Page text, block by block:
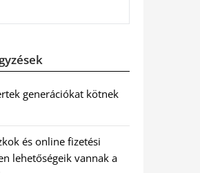
generációkat kötnek
és online fizetési
lehetőségeik vannak a